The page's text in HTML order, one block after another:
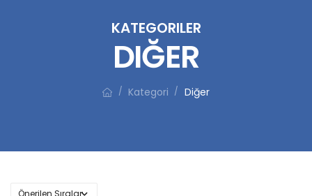
KATEGORILER
DIĞER
/ Kategori / Diğer